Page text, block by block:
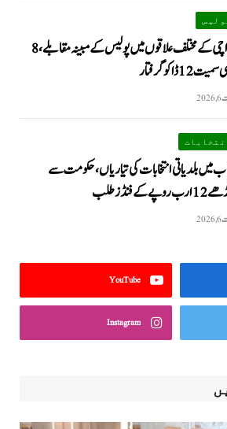
کراچی کے مختلف علاقوں میں پولیس کے مبینہ مقابلے، 8
12 ڈاکو گرفتار
میں بلدیاتی انتخابات کی تیاریاں، حکومت سے
کے فنڈز طلب
YouTube
Instagram